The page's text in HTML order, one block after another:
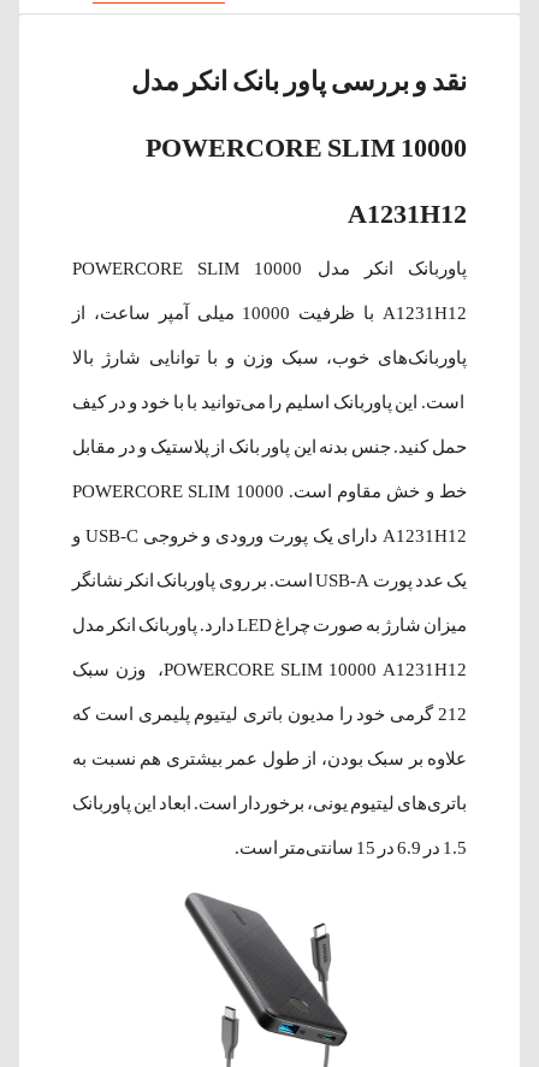
نقد و بررسی پاور بانک انکر مدل
POWERCORE SLIM 10000
A1231H12
پاور‌بانک انکر مدل POWERCORE SLIM 10000
A1231H12 با ظرفیت 10000 میلی آمپر ساعت، از
پاوربانک‌های خوب، سبک وزن و با توانایی شارژ بالا
است. این پاوربانک اسلیم را می‌توانید با با خود و در کیف
حمل کنید. جنس بدنه این پاور بانک از پلاستیک و در مقابل
خط و خش مقاوم است. POWERCORE SLIM 10000
A1231H12 دارای یک پورت ورودی و خروجی USB-C و
یک عدد پورت USB-A است. بر روی پاوربانک انکر نشانگر
میزان شارژ به صورت چراغ LED دارد. پاور‌بانک انکر مدل
POWERCORE SLIM 10000 A1231H12، وزن سبک
212 گرمی خود را مدیون باتری لیتیوم پلیمری است که
علاوه بر سبک بودن، از طول عمر بیشتری هم نسبت به
باتری‌های لیتیوم یونی، برخوردار است. ابعاد این پاوربانک
1.5 در 6.9 در 15 سانتی‌متر است.